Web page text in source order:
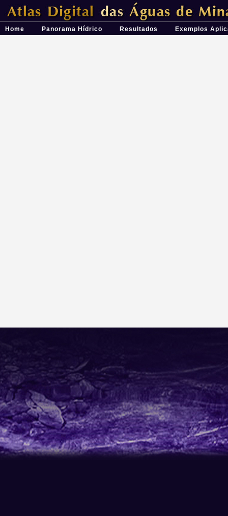
Átlas Digital das Águas de Minas - Uma ferramenta para o
Home Panorama Hídrico Resultados Exemplos